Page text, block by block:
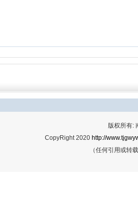
版权所有:
CopyRight 2020 http://
（任何引用或转